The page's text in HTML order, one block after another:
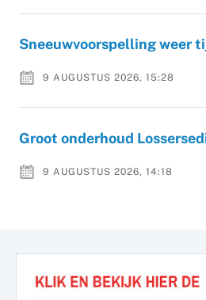
Sneeuwvoorspelling weer
9 AUGUSTUS 2026, 15:28
Groot onderhoud
9 AUGUSTUS 2026, 14:18